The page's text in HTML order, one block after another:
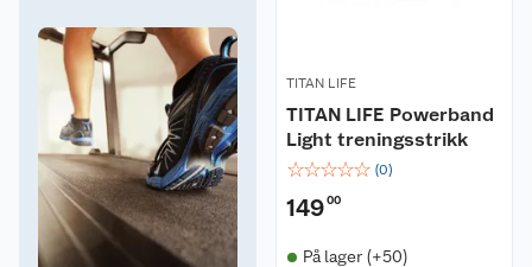
TITAN LIFE
TITAN LIFE Powerband
Light treningsstrikk
☆☆☆☆☆ (0)
14900
På lager (+50)